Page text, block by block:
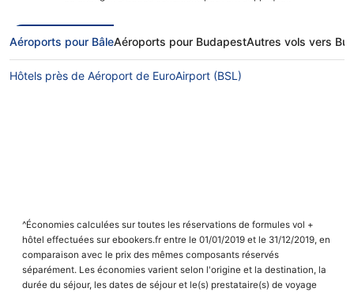
Aéroports pour BâleAéroports pour BudapestAutres vols vers
Hôtels près de Aéroport de EuroAirport (BSL)
^Économies calculées sur toutes les réservations de formules vol +
hôtel effectuées sur ebookers.fr entre le 01/01/2019 et le 31/12/2019, en
comparaison avec le prix des mêmes composants réservés
séparément. Les économies varient selon l'origine et la destination, la
durée du séjour, les dates de séjour et le(s) prestataire(s) de voyage